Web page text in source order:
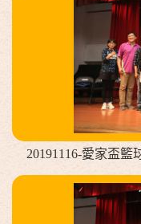
20191116-愛家盃籃